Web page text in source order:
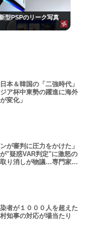
型PSPのリーク写真
本＆韓国の「二強時代」
ア杯中東勢の躍進に海外
変化」
が審判に圧力をかけた」
"疑惑VAR判定"に激怒の
り消しが物議…専門家見
者が１０００人を超えた
知事の対応が場当たり